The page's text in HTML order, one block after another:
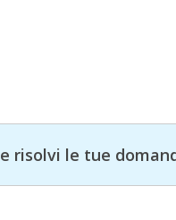
e risolvi le tue